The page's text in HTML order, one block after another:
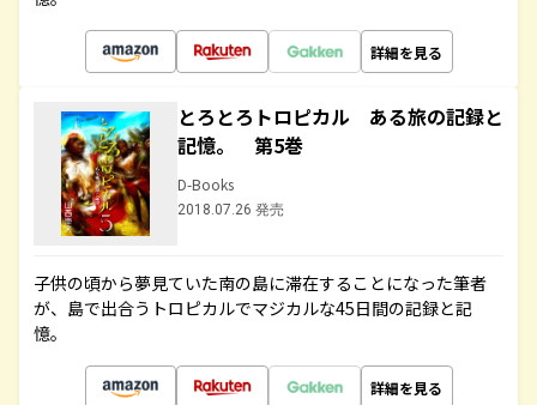
詳細を見る
とろとろトロピカル ある旅の記録と
記憶。 第5巻
D-Books
2018.07.26 発売
子供の頃から夢見ていた南の島に滞在することになった筆者
が、島で出合うトロピカルでマジカルな45日間の記録と記
憶。
詳細を見る